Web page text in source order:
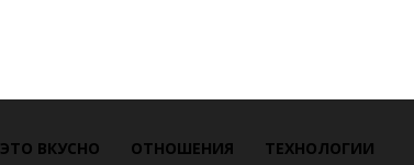
ЭТО ВКУСНО ОТНОШЕНИЯ ТЕХНОЛОГИИ